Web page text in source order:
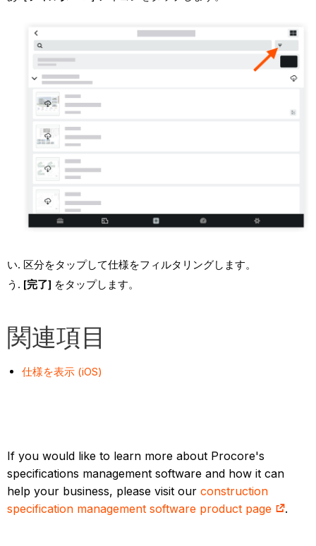
区分をタップして仕様をフィルタリングします。
[完了] をタップします。
関連項目
仕様を表示 (iOS)
If you would like to learn more about Procore's
specifications management software and how it can
help your business, please visit ourconstruction
specification management software product page
.